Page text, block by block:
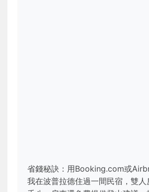
省錢秘訣：用Booking.com或
我在波普拉德住過一間民宿，雙人